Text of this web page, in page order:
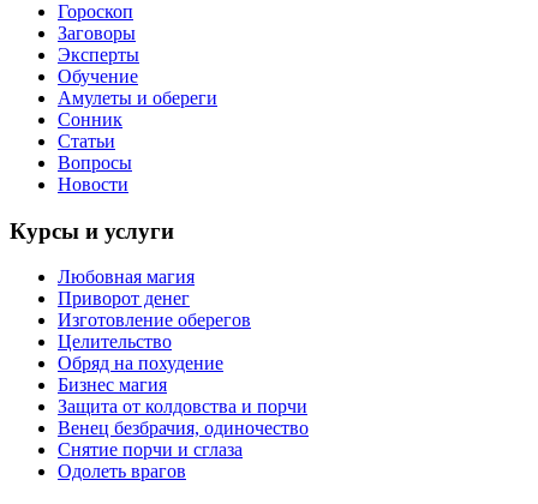
Гороскоп
Заговоры
Эксперты
Обучение
Амулеты и обереги
Сонник
Статьи
Вопросы
Новости
Курсы и услуги
Любовная магия
Приворот денег
Изготовление оберегов
Целительство
Обряд на похудение
Бизнес магия
Защита от колдовства и порчи
Венец безбрачия, одиночество
Снятие порчи и сглаза
Одолеть врагов